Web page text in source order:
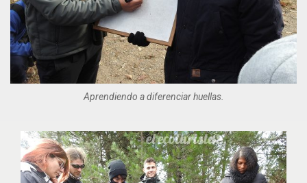
Aprendiendo a diferenciar huellas.